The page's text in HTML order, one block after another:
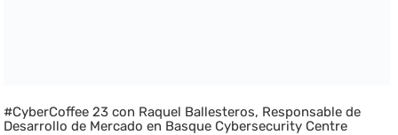
#CyberCoffee 23 con Raquel Ballesteros, Responsable de
Desarrollo de Mercado en Basque Cybersecurity Centre